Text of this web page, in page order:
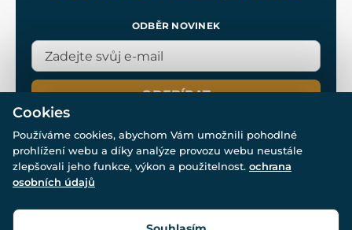
ODBĚR NOVINEK
ODEBÍRAT
© Všechna práva vyhrazena. www.drakkaria.cz 2007-2026.
Cookies
Používáme cookies, abychom Vám umožnili pohodlné
prohlížení webu a díky analýze provozu webu neustále
zlepšovali jeho funkce, výkon a použitelnost. ochrana
osobních údajů